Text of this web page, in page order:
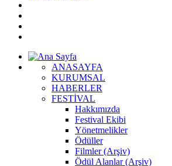
ANASAYFA
KURUMSAL
HABERLER
FESTİVAL
Hakkımızda
Festival Ekibi
Yönetmelikler
Ödüller
Filmler (Arşiv)
Ödül Alanlar (Arşiv)